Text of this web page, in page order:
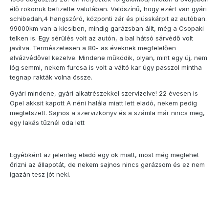
élő rokonuk befizette valutában. Valószínű, hogy ezért van gyári
schibedah,4 hangszóró, központi zár és plüsskárpit az autóban.
99000km van a kicsiben, mindig garázsban állt, még a Csopaki
telken is. Egy sérülés volt az autón, a bal hátsó sárvédő volt
javítva. Természetesen a 80- as éveknek megfelelően
alvázvédővel kezelve. Mindene működik, olyan, mint egy új, nem
lóg semmi, nekem furcsa is volt a váltó kar úgy passzol mintha
tegnap rakták volna össze.
Gyári mindene, gyári alkatrészekkel szervizelve! 22 évesen is
Opel akksit kapott A néni halála miatt lett eladó, nekem pedig
megtetszett. Sajnos a szervizkönyv és a számla már nincs meg,
egy lakás tűznél oda lett
Egyébként az jelenleg eladó egy ok miatt, most még meglehet
őrizni az állapotát, de nekem sajnos nincs garázsom és ez nem
igazán tesz jót neki.